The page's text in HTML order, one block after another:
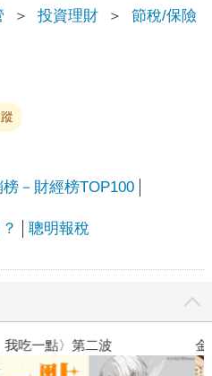
＞ 投資理財 ＞ 節稅/保險
－財經榜TOP100
聰明報稅
我吃一點〉第二波 金